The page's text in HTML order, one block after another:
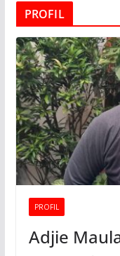
PROFIL
PROFIL
Adjie